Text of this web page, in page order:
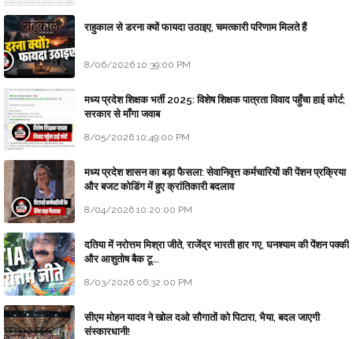
राहुकाल से डरना क्यों फायदा उठाइए, चमत्कारी परिणाम मिलते हैं
8/06/2026 10:39:00 PM
मध्य प्रदेश शिक्षक भर्ती 2025: विशेष शिक्षक पात्रता विवाद पहुँचा हाई कोर्ट;
सरकार से माँगा जवाब
8/05/2026 10:49:00 PM
मध्य प्रदेश शासन का बड़ा फैसला: सेवानिवृत्त कर्मचारियों की पेंशन प्रक्रिया
और बजट कोडिंग में हुए क्रांतिकारी बदलाव
8/04/2026 10:20:00 PM
दतिया में नरोत्तम मिश्रा जीते, राजेंद्र भारती हार गए, घनश्याम की पेंशन पक्की
और आशुतोष बैक टू...
8/03/2026 06:32:00 PM
सीएम मोहन यादव ने खोल दओ सौगातों को पिटारा, भैया, बदल जाएगी
संस्कारधानी!